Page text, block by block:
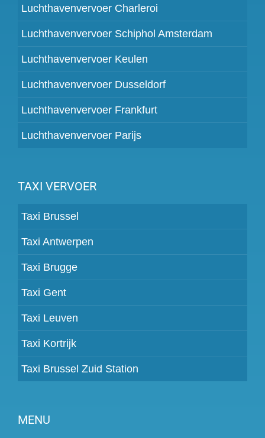
Luchthavenvervoer Charleroi
Luchthavenvervoer Schiphol Amsterdam
Luchthavenvervoer Keulen
Luchthavenvervoer Dusseldorf
Luchthavenvervoer Frankfurt
Luchthavenvervoer Parijs
TAXI VERVOER
Taxi Brussel
Taxi Antwerpen
Taxi Brugge
Taxi Gent
Taxi Leuven
Taxi Kortrijk
Taxi Brussel Zuid Station
MENU